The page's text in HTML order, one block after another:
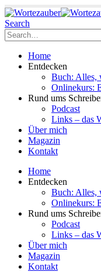
Search
Home
Entdecken
Buch: Alles,
Onlinekurs:
Rund ums
Podcast
Links – das
Über mich
Magazin
Kontakt
Home
Entdecken
Buch: Alles,
Onlinekurs:
Rund ums
Podcast
Links – das
Über mich
Magazin
Kontakt